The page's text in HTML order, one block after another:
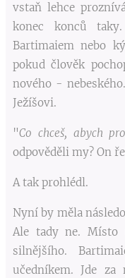
vstaň lehce
konec konců
Bartimaiem nebo
pokud člověk
nového -
Ježíšovi.
"Co chceš, abych
odpověděli my? On
A tak prohlédl.
Nyní by měla
Ale tady ne. Místo
silnějšího.
učedníkem. Jde za